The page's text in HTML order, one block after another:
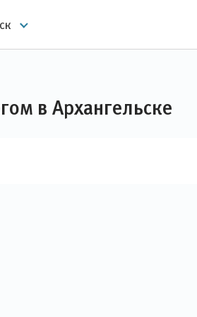
в Архангельске